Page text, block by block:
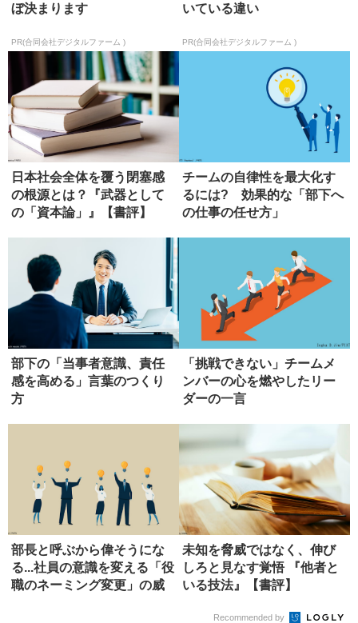
ぼ決まります
PR(合同会社デジタルファーム )
いている違い
PR(合同会社デジタルファーム )
日本社会全体を覆う閉塞感
の根源とは？『武器として
の「資本論」』【書評】
チームの自律性を最大化す
るには? 効果的な「部下へ
の仕事の任せ方」
部下の「当事者意識、責任
感を高める」言葉のつくり
方
「挑戦できない」チームメ
ンバーの心を燃やしたリー
ダーの一言
部長と呼ぶから偉そうにな
る...社員の意識を変える「役
職のネーミング変更」の威
未知を脅威ではなく、伸び
しろと見なす覚悟 『他者と
いる技法』【書評】
Recommended by